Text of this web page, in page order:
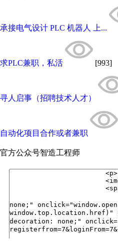
承接电气设计 PLC 机器人 上...
求PLC兼职，私活 [993]
寻人启事（招聘技术人才）
自动化项目合作或者兼职
官方公众号智造工程师